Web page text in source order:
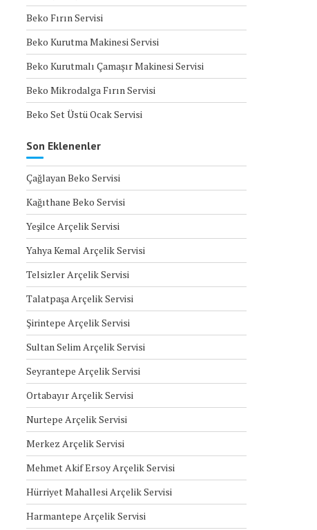
Beko Fırın Servisi
Beko Kurutma Makinesi Servisi
Beko Kurutmalı Çamaşır Makinesi Servisi
Beko Mikrodalga Fırın Servisi
Beko Set Üstü Ocak Servisi
Son Eklenenler
Çağlayan Beko Servisi
Kağıthane Beko Servisi
Yeşilce Arçelik Servisi
Yahya Kemal Arçelik Servisi
Telsizler Arçelik Servisi
Talatpaşa Arçelik Servisi
Şirintepe Arçelik Servisi
Sultan Selim Arçelik Servisi
Seyrantepe Arçelik Servisi
Ortabayır Arçelik Servisi
Nurtepe Arçelik Servisi
Merkez Arçelik Servisi
Mehmet Akif Ersoy Arçelik Servisi
Hürriyet Mahallesi Arçelik Servisi
Harmantepe Arçelik Servisi